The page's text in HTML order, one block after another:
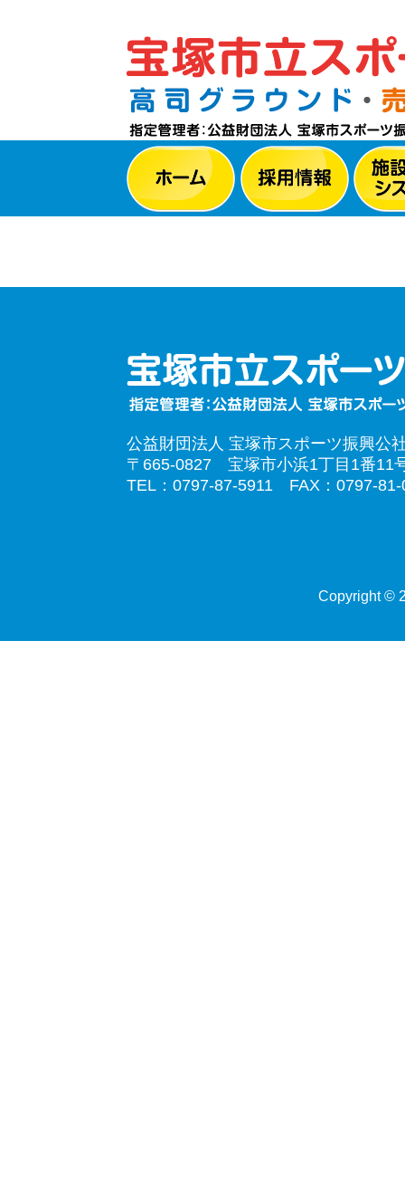
公益財団法人 宝塚市スポーツ振興公
〒665-0827 宝塚市小浜1丁目1番11
TEL：0797-87-5911 FAX：0797-81-
Copyright ©